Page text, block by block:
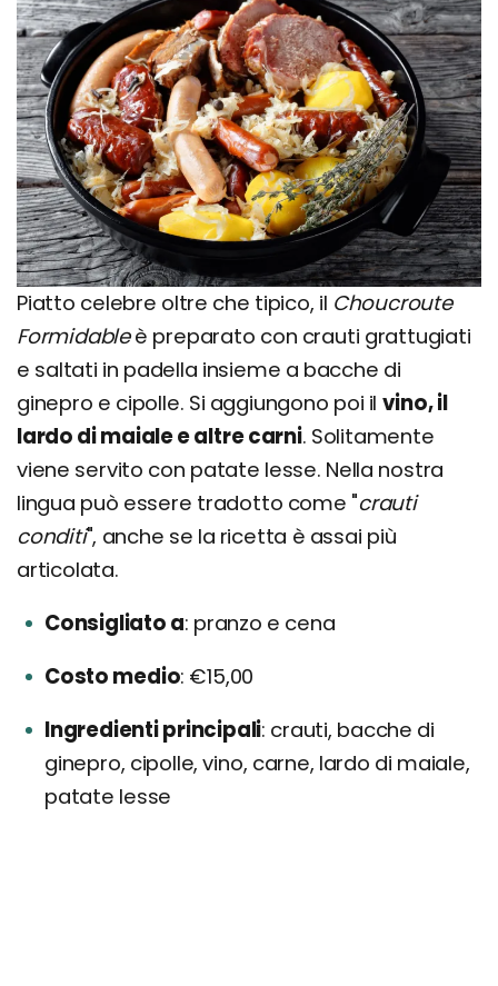
Piatto celebre oltre che tipico, il Choucroute
Formidableè preparato con crauti grattugiati
e saltati in padella insieme a bacche di
ginepro e cipolle. Si aggiungono poi il vino, il
lardo di maiale e altre carni. Solitamente
viene servito con patate lesse. Nella nostra
lingua può essere tradotto come "crauti
conditi", anche se la ricetta è assai più
articolata.
Consigliato a pranzo e cena
Costo medio €15,00
Ingredienti principali crauti, bacche di
ginepro, cipolle, vino, carne, lardo di maiale,
patate lesse